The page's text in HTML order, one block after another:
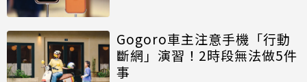
Gogoro車主注意手機「行動
斷網」演習！2時段無法做5件
事